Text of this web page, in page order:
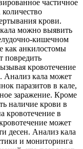
частичное
крови.
можно выявить
кишечном
как анкилостомы
повредить
кровотечение
Анализ кала может
паразитов в кале,
заражение. Кроме
наличие крови в
кровотечение в
может
десен. Анализ кала
и мониторинга